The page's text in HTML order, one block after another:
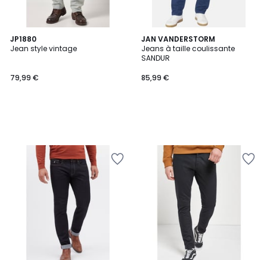
JP1880
Jean style vintage
79,99 €
JAN VANDERSTORM
Jeans à taille coulissante
SANDUR
85,99 €